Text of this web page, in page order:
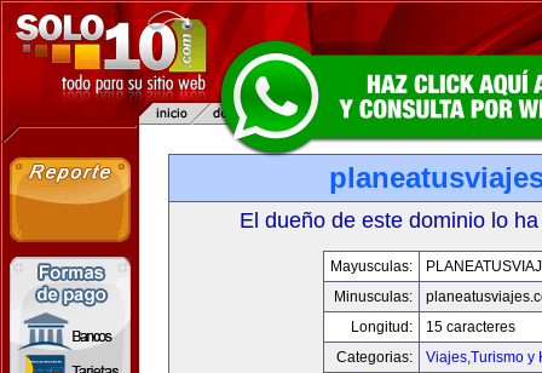
El dueño de este dominio lo
Mayusculas:
Minusculas:
Longitud:
15 caracteres
Categorias:
Viajes,Turismo y